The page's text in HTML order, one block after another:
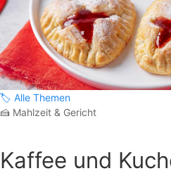
🏷️ Alle Themen
🍰 Mahlzeit & Gericht
Kaffee und